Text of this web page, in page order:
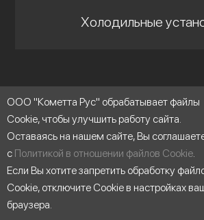
Холодильные
ООО "Кометта Рус" обрабатывает файлы
Cookie, чтобы улучшить работу сайта.
Оставаясь на нашем сайте, Вы
с Политикой в отношении файлов Cookie.
Если Вы хотите запретить обработку
Cookie, отключите Cookie в настройках
браузера.